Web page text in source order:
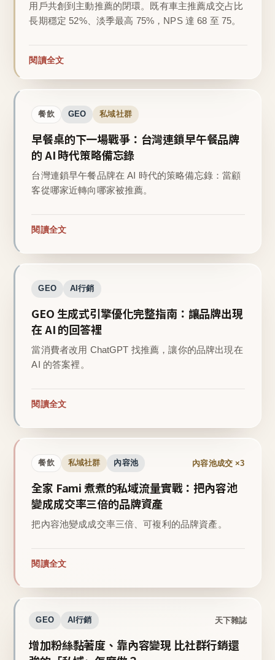
用戶共創到主動推薦的閉環。既有車主推薦成交占比
長期穩定 52%、淡季最高 75%，NPS 達 68 至 75。
閱讀全文
餐飲 GEO 私域社群
早餐桌的下一場戰爭：台灣連鎖早午餐品牌
的 AI 時代策略備忘錄
台灣連鎖早午餐品牌在 AI 時代的策略備忘錄：當顧
客從哪家近轉向哪家被推薦。
閱讀全文
GEO AI行銷
GEO 生成式引擎優化完整指南：讓品牌出現
在 AI 的回答裡
當消費者改用 ChatGPT 找推薦，讓你的品牌出現在
AI 的答案裡。
閱讀全文
餐飲 私域社群 內容池 內容池成交 ×3
全家 Fami 煮煮的私域流量實戰：把內容池
變成成交率三倍的品牌資產
把內容池變成成交率三倍、可複利的品牌資產。
閱讀全文
GEO AI行銷 天下雜誌
增加粉絲黏著度、靠內容變現 比社群行銷還